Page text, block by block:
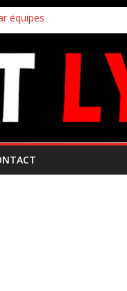
équipes
joueurs non licenciés